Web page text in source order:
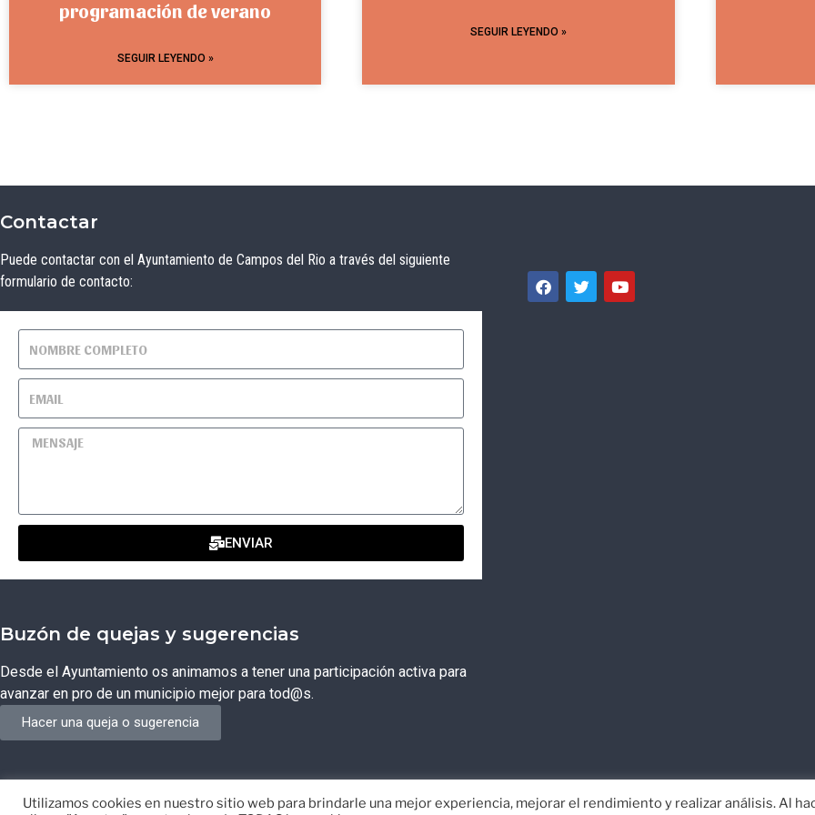
programación de verano
SEGUIR LEYENDO »
SEGUIR LEYENDO »
Contactar
Puede contactar con el Ayuntamiento de Campos del Rio a través del siguiente
formulario de contacto:
ENVIAR
Buzón de quejas y sugerencias
Desde el Ayuntamiento os animamos a tener una participación activa para
avanzar en pro de un municipio mejor para tod@s.
Hacer una queja o sugerencia
© Ayuntamiento de Campos del Río de Murcia Desarrollado porEISI
Utilizamos cookies en nuestro sitio web para brindarle una mejor experiencia, mejorar el rendimiento y realizar análisis. Al